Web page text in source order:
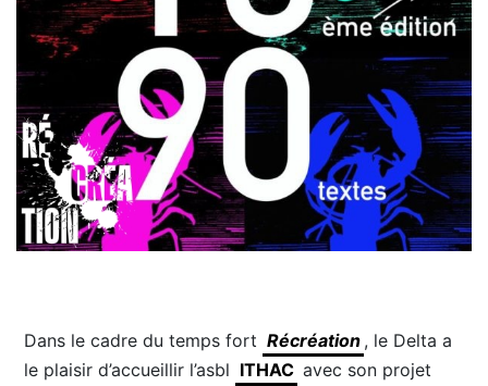
Dans le cadre du temps fort Récréation , le Delta a
le plaisir d’accueillir l’asbl ITHAC avec son projet